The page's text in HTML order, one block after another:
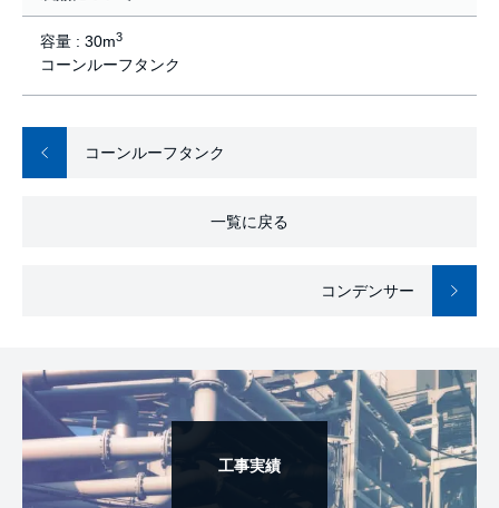
容量 : 30m3
コーンルーフタンク
コーンルーフタンク
一覧に戻る
コンデンサー
工事実績